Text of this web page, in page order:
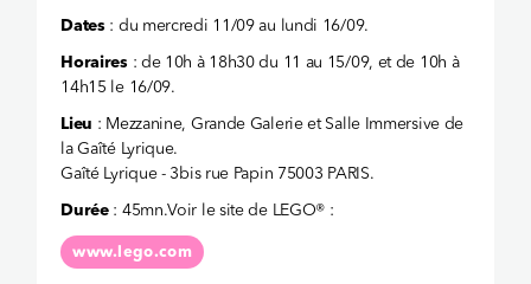
Dates: du mercredi 11/09 au lundi 16/09.
Horaires: de 10h à 18h30 du 11 au 15/09, et de 10h à
14h15 le 16/09.
Lieu : Mezzanine, Grande Galerie et Salle Immersive de
la Gaîté Lyrique.
Gaîté Lyrique - 3bis rue Papin 75003 PARIS.
Durée: 45mn.Voir le site de LEGO® :
www.lego.com